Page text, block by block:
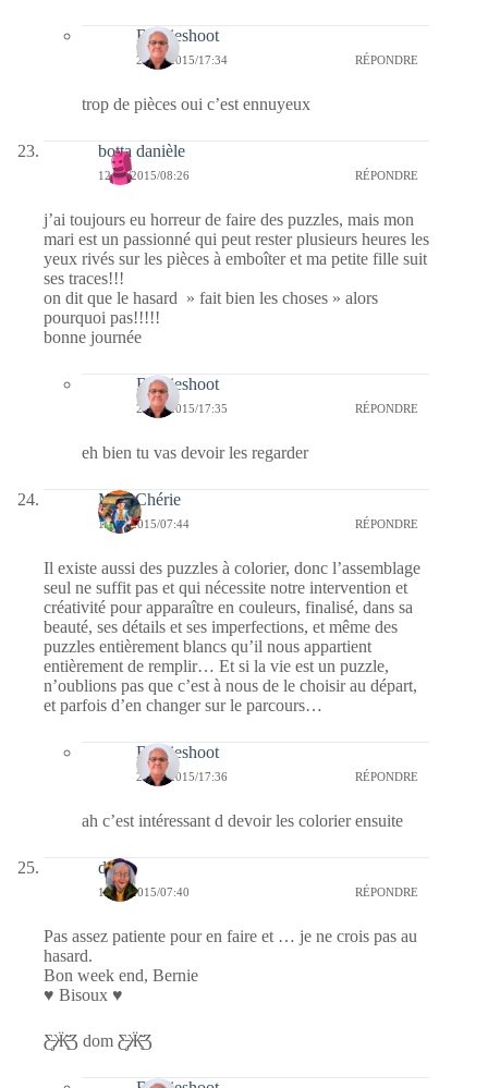
Bernieshoot
20/09/2015/17:34 RÉPONDRE
trop de pièces oui c’est ennuyeux
botta danièle
12/09/2015/08:26 RÉPONDRE
j’ai toujours eu horreur de faire des puzzles, mais mon
mari est un passionné qui peut rester plusieurs heures les
yeux rivés sur les pièces à emboîter et ma petite fille suit
ses traces!!!
on dit que le hasard » fait bien les choses » alors
pourquoi pas!!!!!
bonne journée
Bernieshoot
20/09/2015/17:35 RÉPONDRE
eh bien tu vas devoir les regarder
MumChérie
12/09/2015/07:44 RÉPONDRE
Il existe aussi des puzzles à colorier, donc l’assemblage
seul ne suffit pas et qui nécessite notre intervention et
créativité pour apparaître en couleurs, finalisé, dans sa
beauté, ses détails et ses imperfections, et même des
puzzles entièrement blancs qu’il nous appartient
entièrement de remplir… Et si la vie est un puzzle,
n’oublions pas que c’est à nous de le choisir au départ,
et parfois d’en changer sur le parcours…
Bernieshoot
20/09/2015/17:36 RÉPONDRE
ah c’est intéressant d devoir les colorier ensuite
dom
12/09/2015/07:40 RÉPONDRE
Pas assez patiente pour en faire et … je ne crois pas au
hasard.
Bon week end, Bernie
♥ Bisoux ♥
Ƹ̵̡Ӝ̵̨̄Ʒ dom Ƹ̵̡Ӝ̵̨̄Ʒ